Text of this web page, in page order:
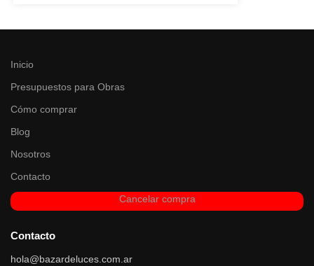
Inicio
Presupuestos para Obras
Cómo comprar
Blog
Nosotros
Contacto
Cancelar compra
Contacto
hola@bazardeluces.com.ar